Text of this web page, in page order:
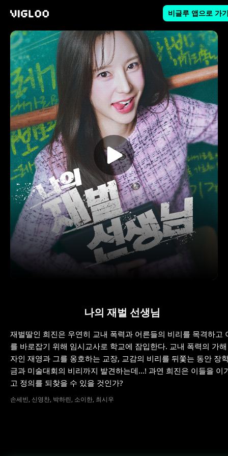
비글루 앱으로 가
나의 재벌 선생님
재벌딸인 희진은 우연히 교내 폭력과 어른들의 비리를 목격하고
를 바로잡기 위해 임시교사로 학교에 잠입한다. 교내 폭력의 가해
자인 재영과 그를 옹호하는 교장, 교감의 비리를 뒤쫓는 동안 장
금과 미술대회의 비리까지 발견하는데...! 과연 희진은 이들을 이
고 정의를 되찾을 수 있을 것인가?
손세빈, 신영찬, 박하린, 소이한, 최시우